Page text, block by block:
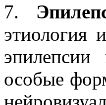
7.
этиология
особые